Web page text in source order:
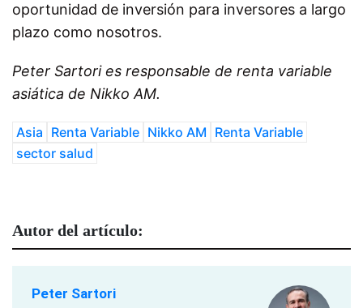
oportunidad de inversión para inversores a largo
plazo como nosotros.
Peter Sartori es responsable de renta variable
asiática de Nikko AM.
Asia Renta Variable Nikko AM Renta Variable
sector salud
Autor del artículo:
Peter Sartori